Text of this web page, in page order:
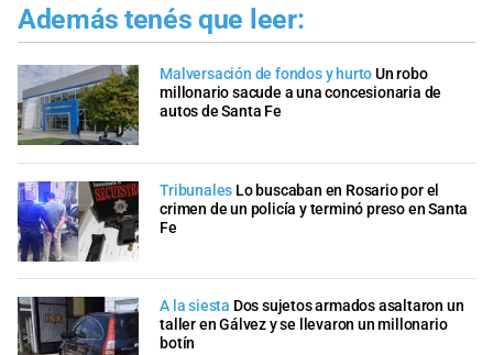
Además tenés que leer:
Malversación de fondos y hurtoUn robo
millonario sacude a una concesionaria de
autos de Santa Fe
Tribunales Lo buscaban en Rosario por el
crimen de un policía y terminó preso en Santa
Fe
A la siesta Dos sujetos armados asaltaron un
taller en Gálvez y se llevaron un millonario
botín